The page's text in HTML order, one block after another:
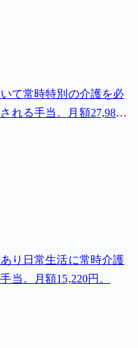
て常時特別の介護を必
れる手当。月額27,980
り日常生活に常時介護
当。月額15,220円。